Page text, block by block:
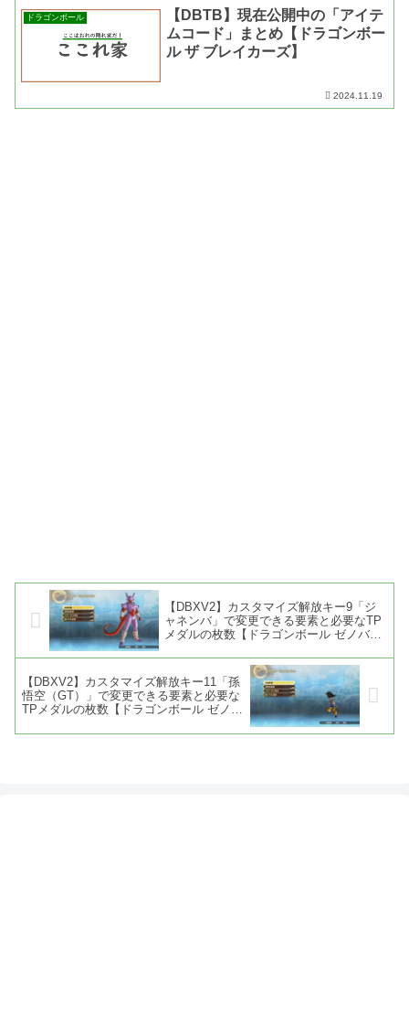
ドラゴンボール
【DBTB】現在公開中の「アイテ
ムコード」まとめ【ドラゴンボー
ル ザ ブレイカーズ】
2024.11.19
【DBXV2】カスタマイズ解放キー9「ジ
ャネンバ」で変更できる要素と必要なTP
メダルの枚数【ドラゴンボール ゼノバー
【DBXV2】カスタマイズ解放キー11「孫
悟空（GT）」で変更できる要素と必要な
TPメダルの枚数【ドラゴンボール ゼノバ